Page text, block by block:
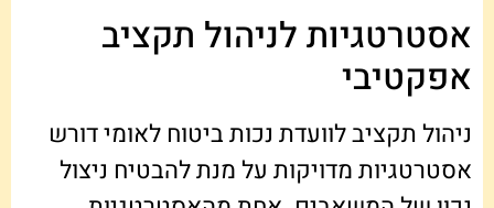
אסטרטגיות לניהול תקציב
אפקטיבי
ניהול תקציב לוועדת נכות ביטוח לאומי דורש
אסטרטגיות מדויקות על מנת להבטיח ניצול